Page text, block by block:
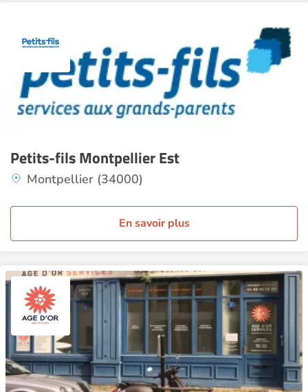
Petits-fils Montpellier Est
Montpellier (34000)
En savoir plus